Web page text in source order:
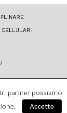
partner possiamo
Accetto